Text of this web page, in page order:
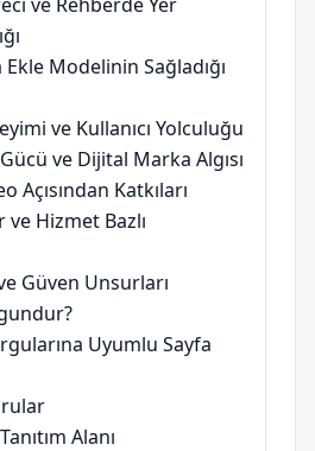
Modelinin Sağladığı
ve Kullanıcı Yolculuğu
ve Dijital Marka Algısı
Açısından Katkıları
Hizmet Bazlı
Güven Unsurları
Uyumlu Sayfa
Alanı